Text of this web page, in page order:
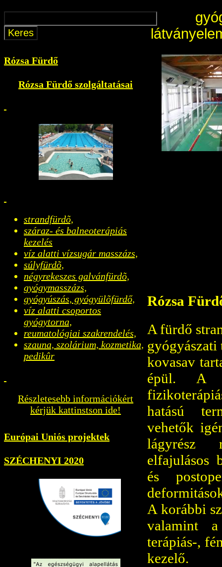
Rózsa
A fürdő
kovasav
épül. A
hatású
vehetők
lágyrész
elfajulásos
és
A korábbi
valamint a
terápiás-,
kezelő.
Rózsa Fürdő
Rózsa Fürdő szolgáltatásai
strandfürdõ,
száraz- és balneoterápiás
kezelés
víz alatti vízsugár masszázs,
súlyfürdõ,
négyrekeszes galvánfürdõ,
gyógymasszázs,
gyógyúszás, gyógyülõfürdő,
víz alatti csoportos
gyógytorna,
reumatológiai szakrendelés,
szauna, szolárium, kozmetika,
pedikûr
Részletesebb információkért
kérjük kattinstson ide!
Európai Uniós projektek
SZÉCHENYI 2020